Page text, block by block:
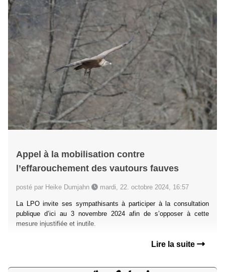
Appel à la mobilisation contre
l’effarouchement des vautours fauves
posté par Heike Dumjahn mardi, 22. octobre 2024, 16:57
La LPO invite ses sympathisants à participer à la consultation
publique d’ici au 3 novembre 2024 afin de s’opposer à cette
mesure injustifiée et inutile.
Lire la suite